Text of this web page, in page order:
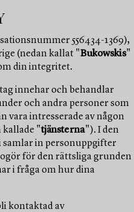
556434-1369),
(nedan kallat "Bukowskis"
din integritet.
innehar och behandlar
och andra personer som
vara intresserade av någon
kallade "tjänsterna"). I den
in personuppgifter
för den rättsliga grunden
i fråga om hur dina
kontaktad av